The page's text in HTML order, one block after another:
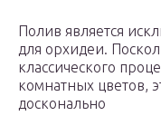
Полив является
для орхидеи.
классического
комнатных цветов,
досконально